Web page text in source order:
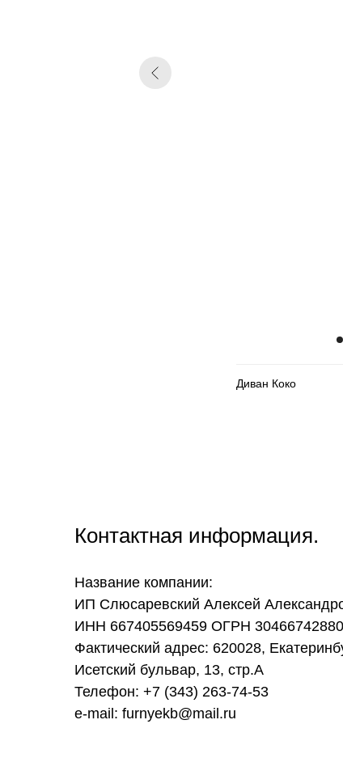
Диван Коко
Контактная информация.
Название компании:
ИП Слюсаревский Алексей
ИНН 667405569459 ОГРН
Фактический адрес: 620028,
Исетский бульвар, 13, стр.А
Телефон: +7 (343) 263-74-53
e-mail: furnyekb@mail.ru